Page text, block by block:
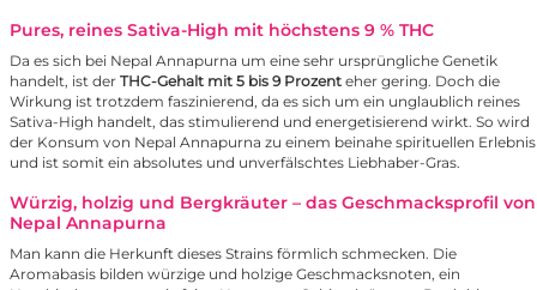
Pures, reines Sativa-High mit höchstens 9 % THC
Da es sich bei Nepal Annapurna um eine sehr ursprüngliche Genetik
handelt, ist der THC-Gehalt mit 5 bis 9 Prozent eher gering. Doch die
Wirkung ist trotzdem faszinierend, da es sich um ein unglaublich reines
Sativa-High handelt, das stimulierend und energetisierend wirkt. So wird
der Konsum von Nepal Annapurna zu einem beinahe spirituellen Erlebnis
und ist somit ein absolutes und unverfälschtes Liebhaber-Gras.
Würzig, holzig und Bergkräuter – das Geschmacksprofil von
Nepal Annapurna
Man kann die Herkunft dieses Strains förmlich schmecken. Die
Aromabasis bilden würzige und holzige Geschmacksnoten, ein